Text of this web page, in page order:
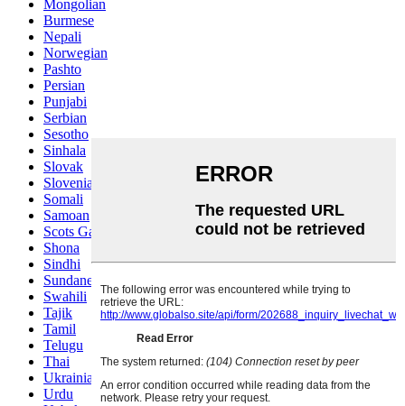
Mongolian
Burmese
Nepali
Norwegian
Pashto
Persian
Punjabi
Serbian
Sesotho
Sinhala
Slovak
Slovenian
Somali
Samoan
Scots Gaelic
Shona
Sindhi
Sundanese
Swahili
Tajik
Tamil
Telugu
Thai
Ukrainian
Urdu